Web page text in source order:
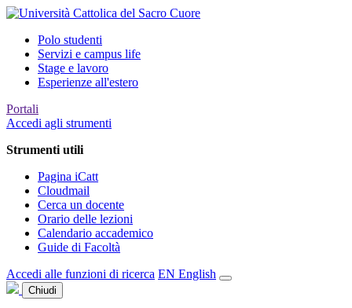
Polo studenti
Servizi e campus life
Stage e lavoro
Esperienze all'estero
Portali
Accedi agli strumenti
Strumenti utili
Pagina iCatt
Cloudmail
Cerca un docente
Orario delle lezioni
Calendario accademico
Guide di Facoltà
Accedi alle funzioni di ricerca EN English
Chiudi